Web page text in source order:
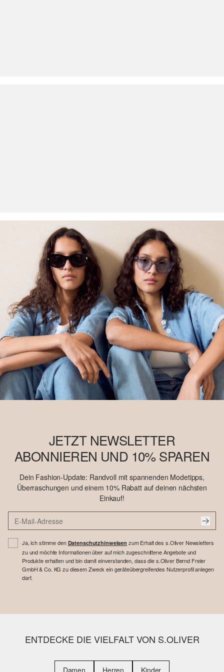
JETZT NEWSLETTER
ABONNIEREN UND 10% SPAREN
Dein Fashion-Update: Randvoll mit spannenden Modetipps,
Überraschungen und einem 10% Rabatt auf deinen nächsten
Einkauf!
Ja, ich stimme den Datenschutzhinweisen zum Erhalt des s.Oliver Newsletters
zu und möchte Informationen über auf mich zugeschnittene Angebote und
Produkte erhalten und bin damit einverstanden, dass die s.Oliver Bernd Freier
GmbH & Co. KG zu diesem Zweck ein geräteübergreifendes Nutzerprofil anlegen
darf.
ENTDECKE DIE VIELFALT VON S.OLIVER